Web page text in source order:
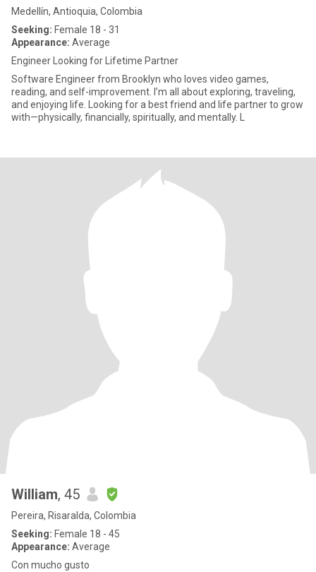
Medellín, Antioquia, Colombia
Seeking: Female 18 - 31
Appearance: Average
Engineer Looking for Lifetime Partner
Software Engineer from Brooklyn who loves video games,
reading, and self-improvement. I’m all about exploring, traveling,
and enjoying life. Looking for a best friend and life partner to grow
with—physically, financially, spiritually, and mentally. L
William, 45
Pereira, Risaralda, Colombia
Seeking: Female 18 - 45
Appearance: Average
Con mucho gusto